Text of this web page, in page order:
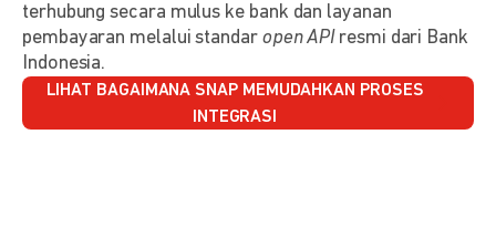
terhubung secara mulus ke bank dan layanan
pembayaran melalui standar open APIresmi dari Bank
Indonesia.
LIHAT BAGAIMANA SNAP MEMUDAHKAN PROSES
INTEGRASI